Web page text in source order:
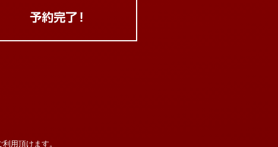
用頂けます。